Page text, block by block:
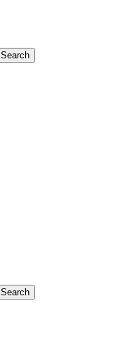
Search
Search